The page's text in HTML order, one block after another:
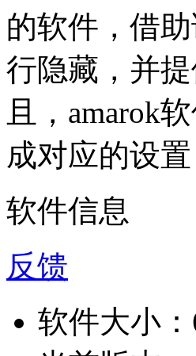
的软件，借
行隐藏，并
且，amarok
成对应的设
软件信息
反馈
软件大小：